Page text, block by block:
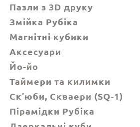
Пазли з 3D друку
Змійка Рубіка
Магнітні кубики
Аксесуари
Йо-йо
Таймери та килимки
Ск'юби, Cкваери (SQ-1)
Пірамідки Рубіка